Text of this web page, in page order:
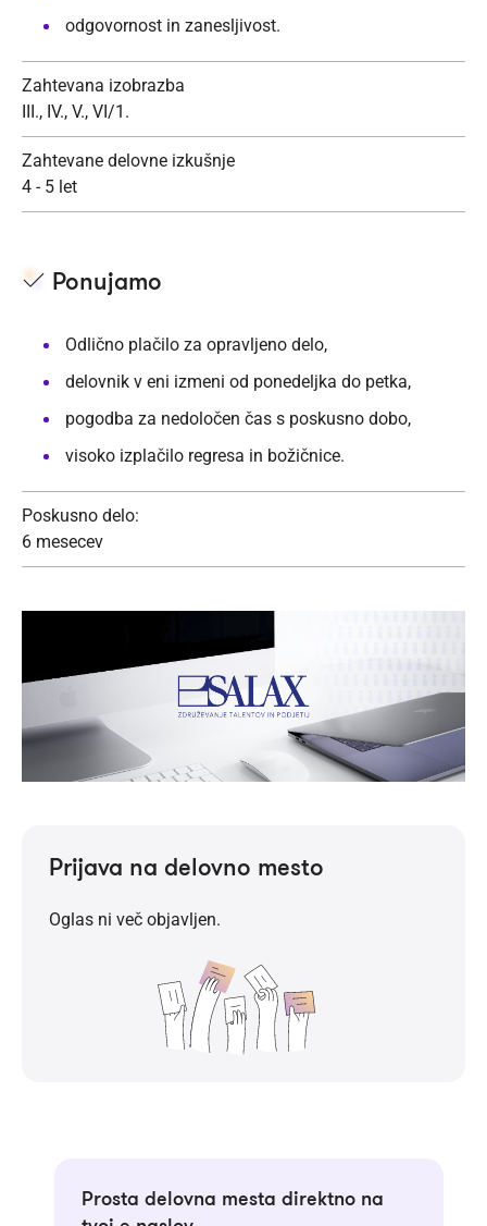
odgovornost in zanesljivost.
Zahtevana izobrazba
III., IV., V., VI/1.
Zahtevane delovne izkušnje
4 - 5 let
Ponujamo
Odlično plačilo za opravljeno delo,
delovnik v eni izmeni od ponedeljka do petka,
pogodba za nedoločen čas s poskusno dobo,
visoko izplačilo regresa in božičnice.
Poskusno delo:
6 mesecev
Prijava na delovno mesto
Oglas ni več objavljen.
Prosta delovna mesta direktno na